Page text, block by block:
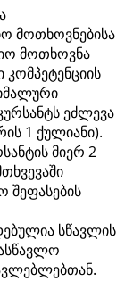
მოთხოვნებისა
მოთხოვნა
ეძლევა
1 ქულიანი).
მიერ 2
შეფასების
სწავლის